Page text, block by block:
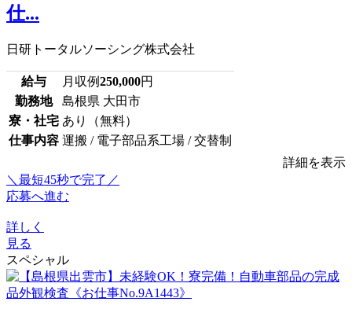
仕...
日研トータルソーシング株式会社
給与 月収例250,000円
勤務地
島根県 大田市
寮・社宅 あり（無料）
仕事内容 運搬 / 電子部品系工場 / 交替制
詳細を表示
＼最短45秒で完了／
応募へ進む
詳しく
見る
スペシャル